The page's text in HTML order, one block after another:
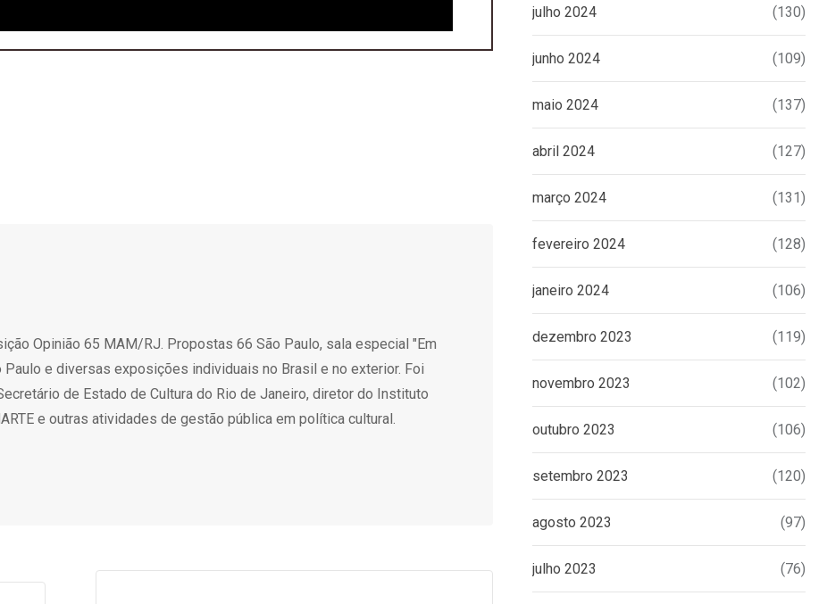
Opinião 65 MAM/RJ. Propostas 66 São Paulo, sala especial "Em
Paulo e diversas exposições individuais no Brasil e no exterior. Foi
de Estado de Cultura do Rio de Janeiro, diretor do Instituto
e outras atividades de gestão pública em política cultural.
julho 2024 (130)
junho 2024 (109)
maio 2024 (137)
abril 2024 (127)
março 2024 (131)
fevereiro 2024 (128)
janeiro 2024 (106)
dezembro 2023 (119)
novembro 2023 (102)
outubro 2023 (106)
setembro 2023 (120)
agosto 2023 (97)
julho 2023 (76)